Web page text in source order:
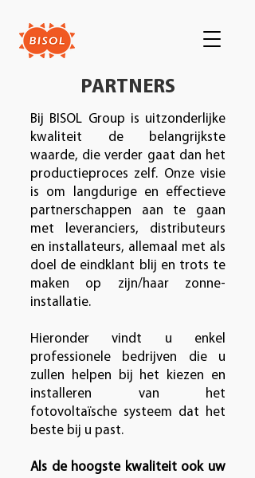
PARTNERS
Bij BISOL Group is uitzonderlijke
kwaliteit de belangrijkste
waarde, die verder gaat dan het
productieproces zelf. Onze visie
is om langdurige en effectieve
partnerschappen aan te gaan
met leveranciers, distributeurs
en installateurs, allemaal met als
doel de eindklant blij en trots te
maken op zijn/haar zonne-
installatie.
Hieronder vindt u enkel
professionele bedrijven die u
zullen helpen bij het kiezen en
installeren van het
fotovoltaïsche systeem dat het
beste bij u past.
Als de hoogste kwaliteit ook uw